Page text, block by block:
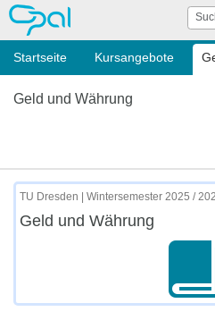
OPAL
Startseite Kursangebote
Geld und Währung
TU Dresden | Wintersemester 2025 /
Geld und Währung